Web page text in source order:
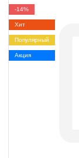
-14%
Хит
Популярный
Акция